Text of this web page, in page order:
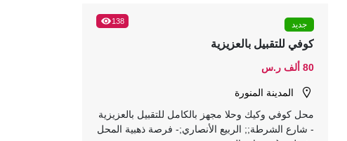
138 جديد
كوفي للتقبيل بالعزيزية
80 ألف ر.س
المدينة المنورة
محل كوفي وكيك وحلا مجهز بالكامل للتقبيل بالعزيزية
- شارع الشرطة;; الربيع الأنصاري;- فرصة ذهبية المحل